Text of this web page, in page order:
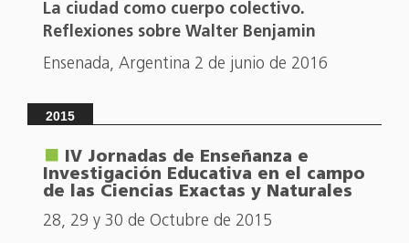
La ciudad como cuerpo colectivo.
Reflexiones sobre Walter Benjamin
Ensenada, Argentina 2 de junio de 2016
2015
IV Jornadas de Enseñanza e
Investigación Educativa en el campo
de las Ciencias Exactas y Naturales
28, 29 y 30 de Octubre de 2015